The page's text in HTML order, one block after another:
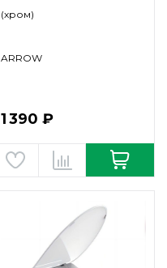
(хром)
ARROW
1 390 ₽